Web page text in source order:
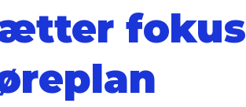
fokus